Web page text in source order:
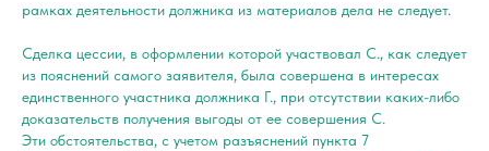
рамках деятельности должника из материалов дела не следует.
Сделка цессии, в оформлении которой участвовал С., как следует
из пояснений самого заявителя, была совершена в интересах
единственного участника должника Г., при отсутствии каких-либо
доказательств получения выгоды от ее совершения С.
Эти обстоятельства, с учетом разъяснений пункта 7